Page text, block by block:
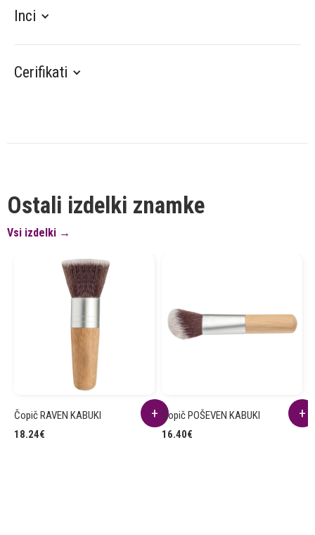
Inci
Cerifikati
Ostali izdelki znamke
Vsi izdelki →
Čopič RAVEN KABUKI
18.24€
Čopič POŠEVEN KABUKI
16.40€